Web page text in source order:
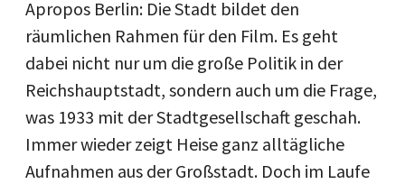
Apropos Berlin: Die Stadt bildet den
räumlichen Rahmen für den Film. Es geht
dabei nicht nur um die große Politik in der
Reichshauptstadt, sondern auch um die Frage,
was 1933 mit der Stadtgesellschaft geschah.
Immer wieder zeigt Heise ganz alltägliche
Aufnahmen aus der Großstadt. Doch im Laufe